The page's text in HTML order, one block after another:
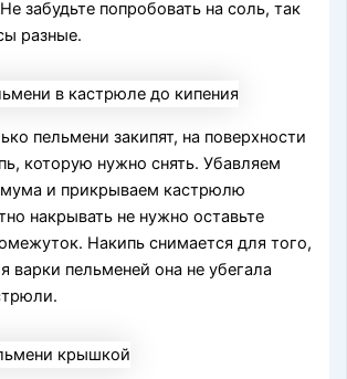
забудьте попробовать на соль, так
разные.
пельмени закипят, на поверхности
которую нужно снять. Убавляем
и прикрываем кастрюлю
накрывать не нужно оставьте
Накипь снимается для того,
варки пельменей она не убегала